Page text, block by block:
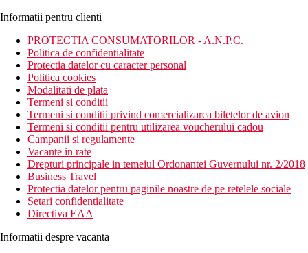
Informatii pentru clienti
PROTECTIA CONSUMATORILOR - A.N.P.C.
Politica de confidentialitate
Protectia datelor cu caracter personal
Politica cookies
Modalitati de plata
Termeni si conditii
Termeni si conditii privind comercializarea biletelor de avion
Termeni si conditii pentru utilizarea voucherului cadou
Campanii si regulamente
Vacante in rate
Drepturi principale in temeiul Ordonantei Guvernului nr. 2/2018
Business Travel
Protectia datelor pentru paginile noastre de pe retelele sociale
Setari confidentialitate
Directiva EAA
Informatii despre vacanta